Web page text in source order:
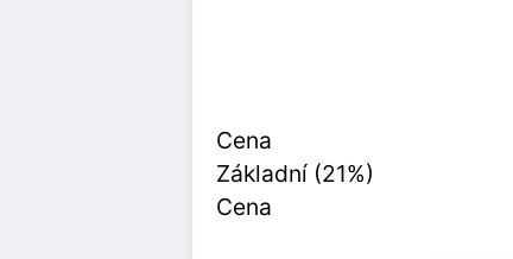
Cena
Základní (21%)
Cena